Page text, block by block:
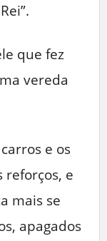
que fez
vereda
e os
reforços, e
mais se
apagados